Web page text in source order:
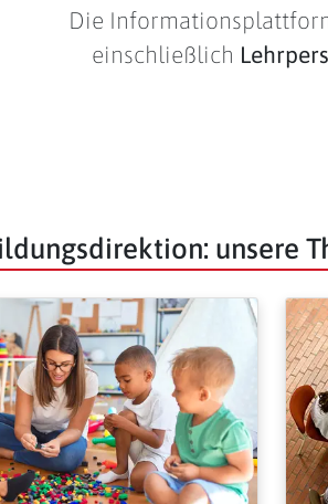
Die
einschließlich
unsere